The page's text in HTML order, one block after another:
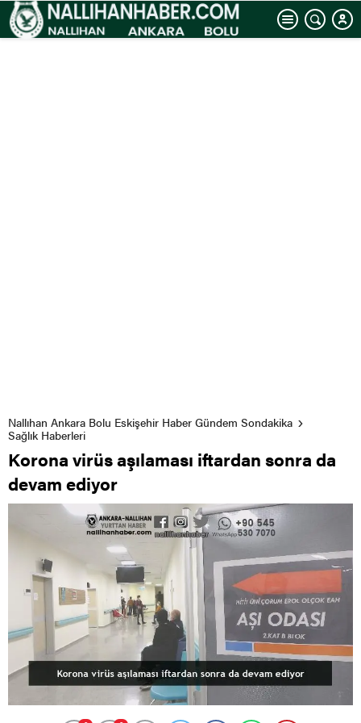
Nallıhan Ankara Bolu Eskişehir Haber Gündem Sondakika
Sağlık Haberleri
Korona virüs aşılaması iftardan sonra da
devam ediyor